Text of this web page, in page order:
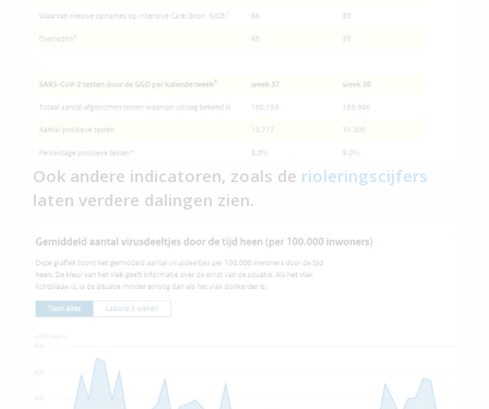
Ook andere indicatoren, zoals de rioleringscijfers
laten verdere dalingen zien.